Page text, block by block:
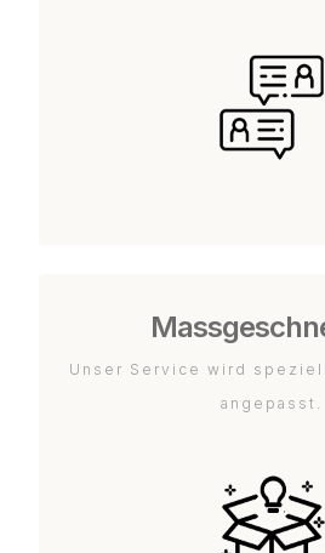
Unser Service wird
angepasst.